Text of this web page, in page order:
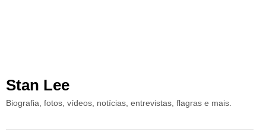
Stan Lee
Biografia, fotos, vídeos, notícias, entrevistas, flagras e mais.